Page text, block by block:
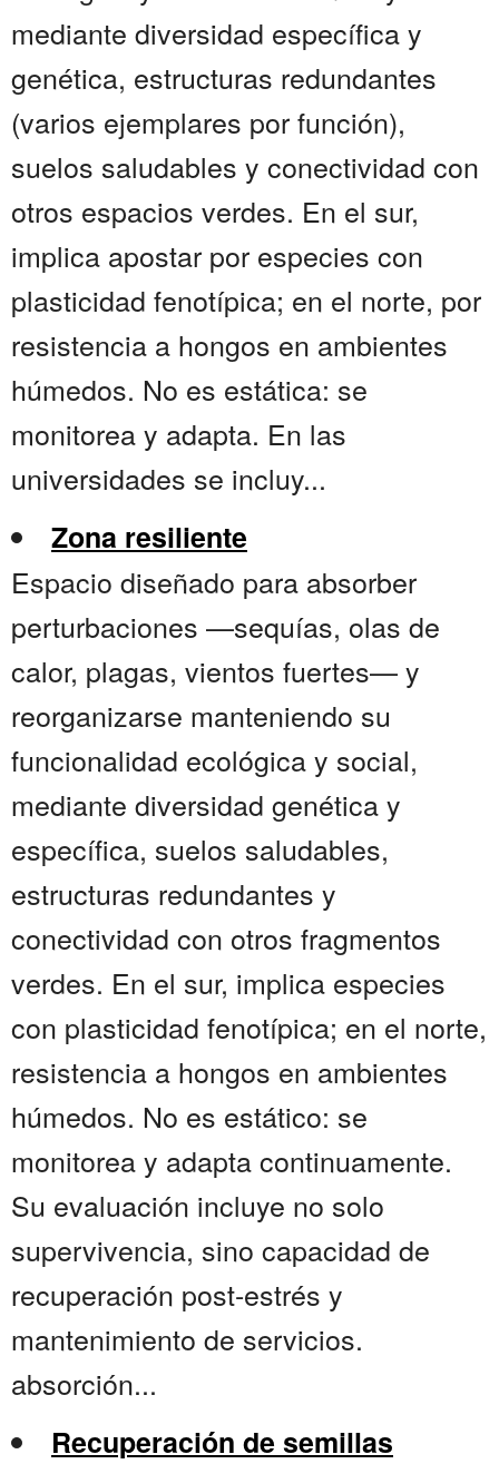
mediante diversidad específica y
genética, estructuras redundantes
(varios ejemplares por función),
suelos saludables y conectividad con
otros espacios verdes. En el sur,
implica apostar por especies con
plasticidad fenotípica; en el norte, por
resistencia a hongos en ambientes
húmedos. No es estática: se
monitorea y adapta. En las
universidades se incluy...
Zona resiliente
Espacio diseñado para absorber
perturbaciones —sequías, olas de
calor, plagas, vientos fuertes— y
reorganizarse manteniendo su
funcionalidad ecológica y social,
mediante diversidad genética y
específica, suelos saludables,
estructuras redundantes y
conectividad con otros fragmentos
verdes. En el sur, implica especies
con plasticidad fenotípica; en el norte,
resistencia a hongos en ambientes
húmedos. No es estático: se
monitorea y adapta continuamente.
Su evaluación incluye no solo
supervivencia, sino capacidad de
recuperación post-estrés y
mantenimiento de servicios.
absorción...
Recuperación de semillas